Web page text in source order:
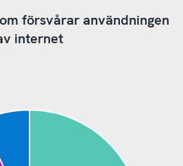
försvårar användningen
internet